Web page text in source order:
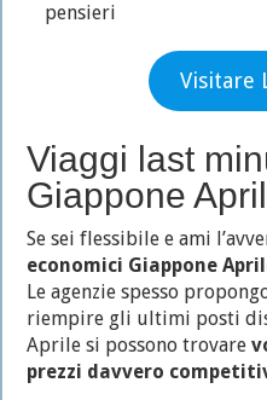
pensieri
Visitare
Viaggi last
Giappone
Se sei flessibile e ami
economici Giappone
Le agenzie spesso
riempire gli ultimi posti
Aprile si possono trovare
prezzi davvero